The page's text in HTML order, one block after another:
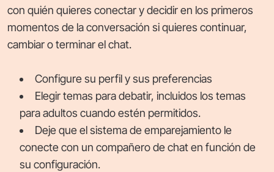
con quién quieres conectar y decidir en los primeros
momentos de la conversación si quieres continuar,
cambiar o terminar el chat.
Configure su perfil y sus preferencias
Elegir temas para debatir, incluidos los temas
para adultos cuando estén permitidos.
Deje que el sistema de emparejamiento le
conecte con un compañero de chat en función de
su configuración.